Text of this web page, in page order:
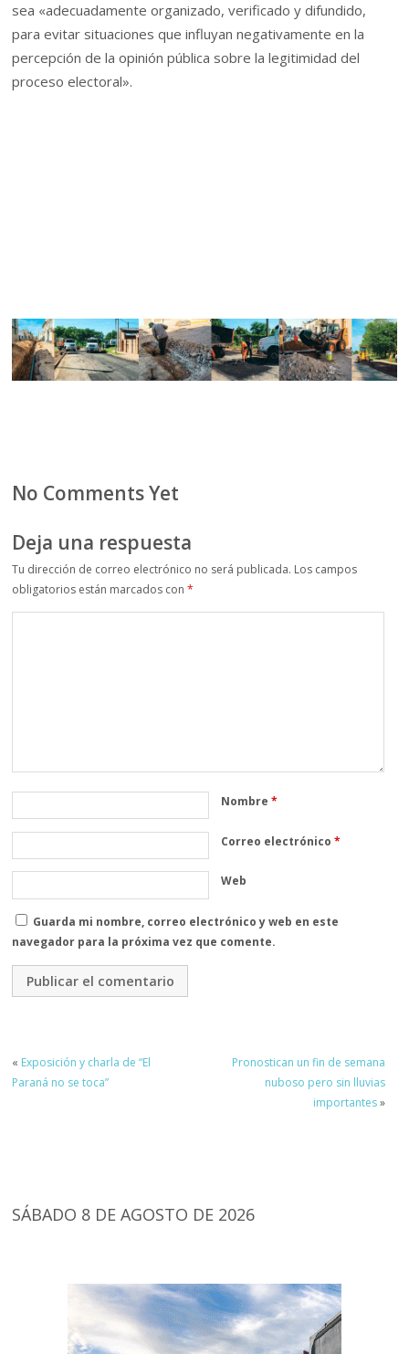
sea «adecuadamente organizado, verificado y difundido,
para evitar situaciones que influyan negativamente en la
percepción de la opinión pública sobre la legitimidad del
proceso electoral».
No Comments Yet
Deja una respuesta
Tu dirección de correo electrónico no será publicada. Los campos
obligatorios están marcados con*
Nombre*
Correo electrónico*
Web
Guarda mi nombre, correo electrónico y web en este
navegador para la próxima vez que comente.
« Exposición y charla de “El
Paraná no se toca”
Pronostican un fin de semana
nuboso pero sin lluvias
importantes»
SÁBADO 8 DE AGOSTO DE 2026